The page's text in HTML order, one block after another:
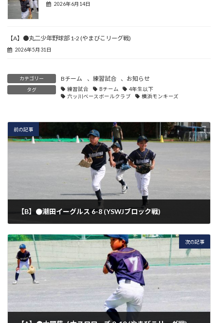
2026年6月14日
【A】●丸二少年野球部 1-2 (やまびこリーグ戦)
2026年5月31日
カテゴリー Bチーム 、 練習試合 、 お知らせ
タグ 練習試合 Bチーム
4年生以下
六ッ川ベースボールクラブ
横浜モンキーズ
前の記事
【B】●潮田イーグルス 6-8 (YSWJブロック戦)
次の記事